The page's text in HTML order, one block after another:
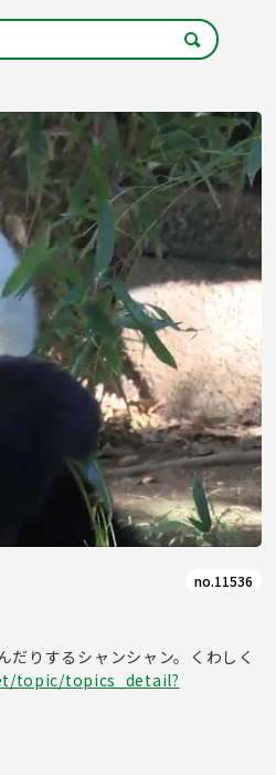
no.11536
りするシャンシャン。くわしく
topic/topics_detail?